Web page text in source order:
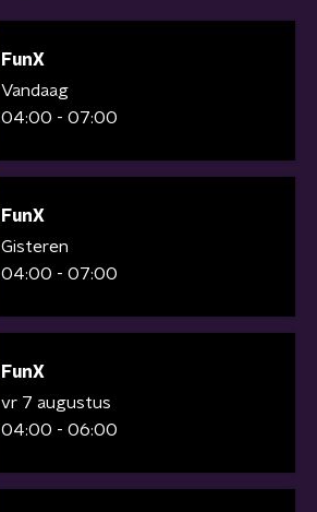
FunX
Vandaag
04:00 - 07:00
FunX
Gisteren
04:00 - 07:00
FunX
vr 7 augustus
04:00 - 06:00